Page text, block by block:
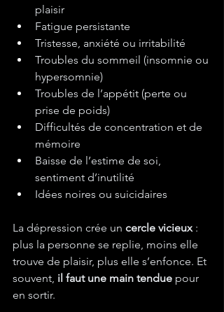
plaisir
Fatigue persistante
Tristesse, anxiété ou irritabilité
Troubles du sommeil (insomnie ou
hypersomnie)
Troubles de l’appétit (perte ou
prise de poids)
Difficultés de concentration et de
mémoire
Baisse de l’estime de soi,
sentiment d’inutilité
Idées noires ou suicidaires
La dépression crée un cercle vicieux :
plus la personne se replie, moins elle
trouve de plaisir, plus elle s’enfonce. Et
souvent, il faut une main tendue pour
en sortir.